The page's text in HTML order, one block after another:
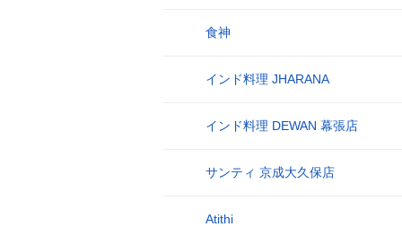
食神
インド料理 JHARANA
インド料理 DEWAN 幕張店
サンティ 京成大久保店
Atithi